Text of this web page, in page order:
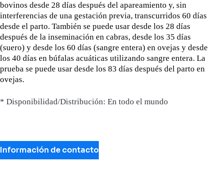
bovinos desde 28 días después del apareamiento y, sin
interferencias de una gestación previa, transcurridos 60 días
desde el parto. También se puede usar desde los 28 días
después de la inseminación en cabras, desde los 35 días
(suero) y desde los 60 días (sangre entera) en ovejas y desde
los 40 días en búfalas acuáticas utilizando sangre entera. La
prueba se puede usar desde los 83 días después del parto en
ovejas.
* Disponibilidad/Distribución: En todo el mundo
Información de contacto